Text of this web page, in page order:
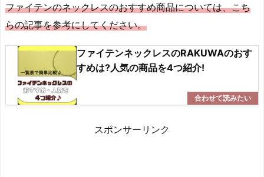
ファイテンのネックレスのおすすめ商品については、こち
らの記事を参考にしてください。
ファイテンネックレスのRAKUWAのおす
すめは?人気の商品を4つ紹介!
スポンサーリンク